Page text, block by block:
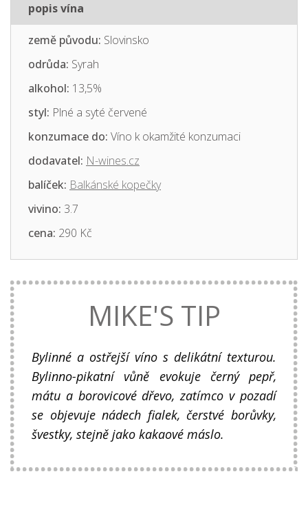
popis vína
země původu: Slovinsko
odrůda: Syrah
alkohol: 13,5%
styl: Plné a syté červené
konzumace do: Víno k okamžité konzumaci
dodavatel: N-wines.cz
balíček: Balkánské kopečky
vivino: 3.7
cena: 290 Kč
MIKE'S TIP
Bylinné a ostřejší víno s delikátní texturou.
Bylinno-pikatní vůně evokuje černý pepř,
mátu a borovicové dřevo, zatímco v pozadí
se objevuje nádech fialek, čerstvé borůvky,
švestky, stejně jako kakaové máslo.